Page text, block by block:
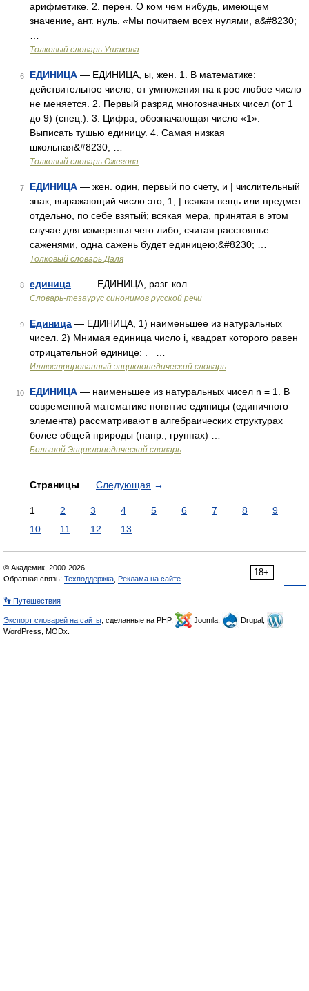
арифметике. 2. перен. О ком чем нибудь, имеющем
значение, ант. нуль. «Мы почитаем всех нулями, а&#8230;
Толковый словарь Ушакова
6 ЕДИНИЦА — ЕДИНИЦА, ы, жен. 1. В математике:
действительное число, от умножения на к рое любое число
не меняется. 2. Первый разряд многозначных чисел (от 1
до 9) (спец.). 3. Цифра, обозначающая число «1».
Выписать тушью единицу. 4. Самая низкая
школьная&#8230; …
Толковый словарь Ожегова
7 ЕДИНИЦА — жен. один, первый по счету, и | числительный
знак, выражающий число это, 1; | всякая вещь или предмет
отдельно, по себе взятый; всякая мера, принятая в этом
случае для измеренья чего либо; считая расстоянье
саженями, одна сажень будет единицею;&#8230; …
Толковый словарь Даля
8 единица — ЕДИНИЦА, разг. кол …
Словарь-тезаурус синонимов русской речи
9 Единица — ЕДИНИЦА, 1) наименьшее из натуральных
чисел. 2) Мнимая единица число i, квадрат которого равен
отрицательной единице: . …
Иллюстрированный энциклопедический словарь
10 ЕДИНИЦА — наименьшее из натуральных чисел n = 1. В
современной математике понятие единицы (единичного
элемента) рассматривают в алгебраических структурах
более общей природы (напр., группах) …
Большой Энциклопедический словарь
Страницы Следующая →
1 2 3 4 5 6 7 8
9
10
11 12 13
18+
© Академик, 2000-2026
Обратная связь: Техподдержка Реклама на сайте
👣 Путешествия
Экспорт словарей на сайты , сделанные на PHP, Joomla,
Drupal,
WordPress, MODx.